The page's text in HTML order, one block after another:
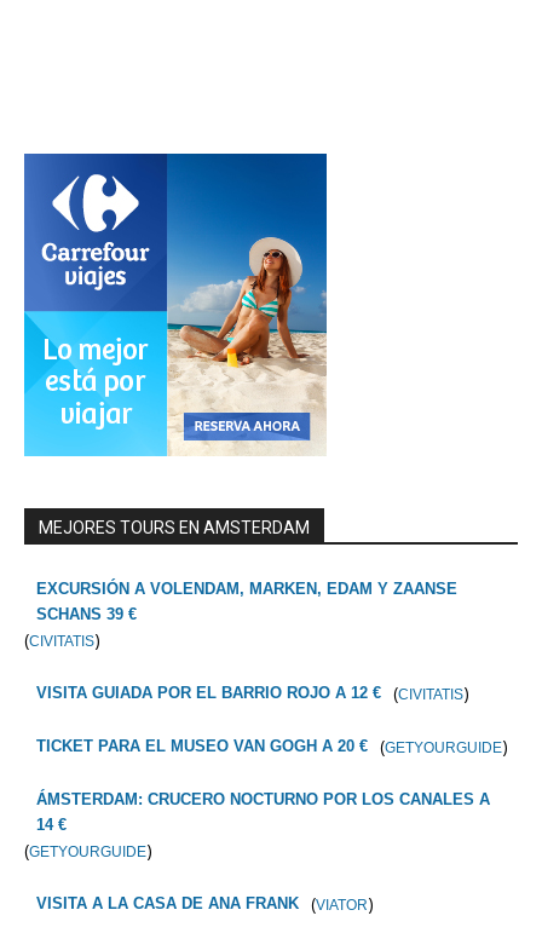
MEJORES TOURS EN AMSTERDAM
EXCURSIÓN A VOLENDAM, MARKEN, EDAM Y ZAANSE
SCHANS 39 €
(CIVITATIS)
VISITA GUIADA POR EL BARRIO ROJO A 12 € (CIVITATIS)
TICKET PARA EL MUSEO VAN GOGH A 20 € (GETYOURGUIDE)
ÁMSTERDAM: CRUCERO NOCTURNO POR LOS CANALES A
14 €
(GETYOURGUIDE)
VISITA A LA CASA DE ANA FRANK (VIATOR)